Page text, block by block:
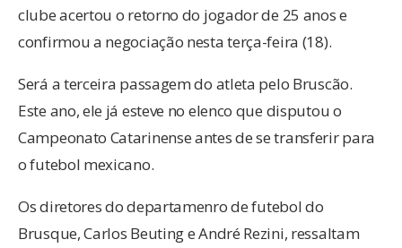
clube acertou o retorno do jogador de 25 anos e
confirmou a negociação nesta terça-feira (18).
Será a terceira passagem do atleta pelo Bruscão.
Este ano, ele já esteve no elenco que disputou o
Campeonato Catarinense antes de se transferir para
o futebol mexicano.
Os diretores do departamenro de futebol do
Brusque, Carlos Beuting e André Rezini, ressaltam